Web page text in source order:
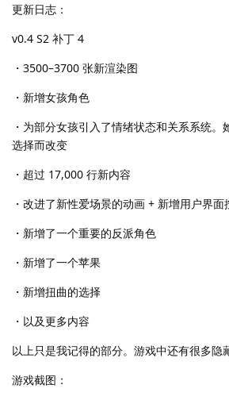
更新日志：
v0.4 S2 补丁 4
・3500–3700 张新渲染图
・新增女孩角色
・为部分女孩引入了情绪状态和关系系统。
选择而改变
・超过 17,000 行新内容
・改进了新性爱场景的动画 + 新增用户界面
・新增了一个重要的反派角色
・新增了一个苹果
・新增扭曲的选择
・以及更多内容
以上只是我记得的部分。游戏中还有很多隐
游戏截图：